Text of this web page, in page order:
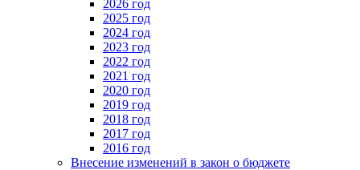
2026 год
2025 год
2024 год
2023 год
2022 год
2021 год
2020 год
2019 год
2018 год
2017 год
2016 год
Внесение изменений в закон о бюджете